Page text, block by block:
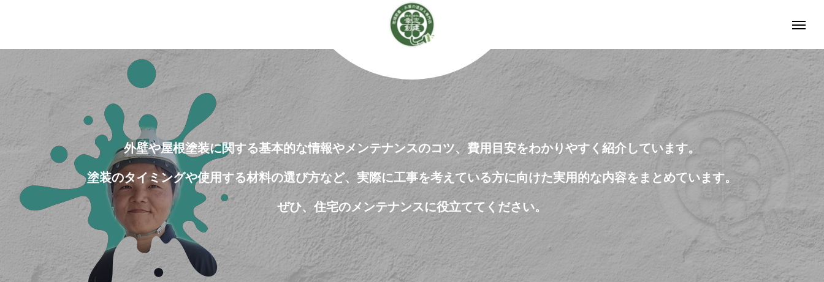
外壁や屋根塗装に関する基本的な情報やメンテナンスのコツ、費用目安をわかりやすく紹介しています。
塗装のタイミングや使用する材料の選び方など、実際に工事を考えている方に向けた実用的な内容をまとめています。
ぜひ、住宅のメンテナンスに役立ててください。